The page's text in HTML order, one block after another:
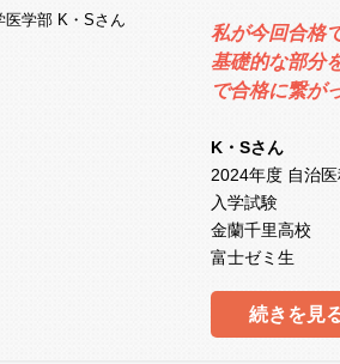
私が今回合格
基礎的な部分
で合格に繋が
K・Sさん
2024年度 自治
入学試験
金蘭千里高校
富士ゼミ生
続きを見